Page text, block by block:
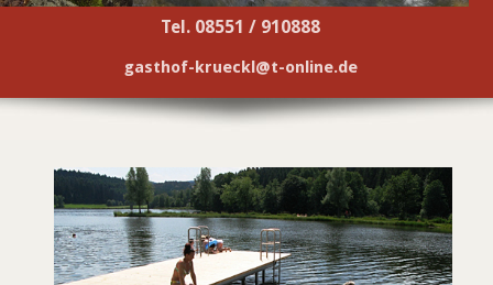
Tel. 08551 / 910888
gasthof-krueckl@t-online.de